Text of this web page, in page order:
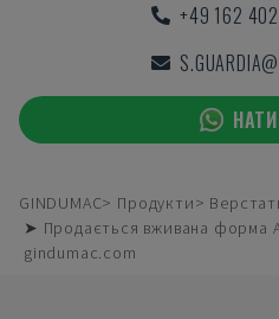
+49 162
GINDUMAC Продукти
➤ Продається вживана форма
gindumac.com